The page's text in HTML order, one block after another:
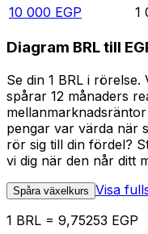
10 000 EGP 1
Diagram BRL till
Se din 1 BRL i rörelse.
spårar 12 månaders
pengar var värda när
rör sig till din fördel?
vi dig när den når ditt
Spåra växelkurs Visa
1 BRL = 9,75253 EGP